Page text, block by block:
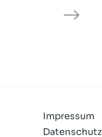
Impressum
Datenschutz